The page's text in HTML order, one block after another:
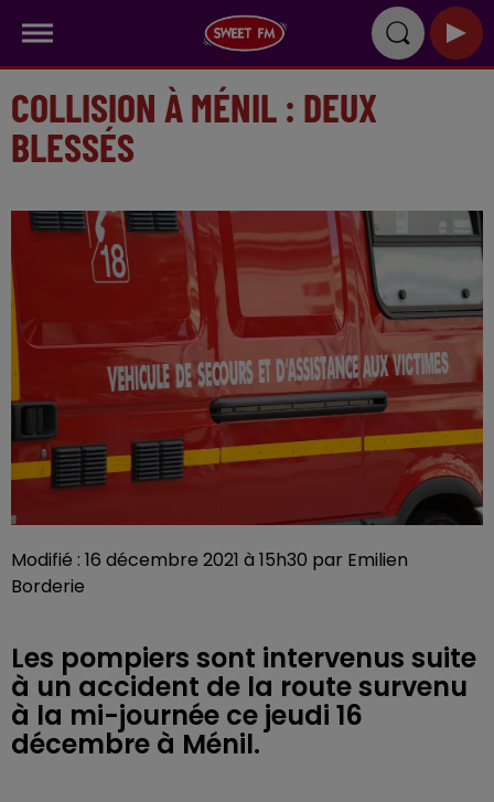
COLLISION À MÉNIL : DEUX
BLESSÉS
Modifié : 16 décembre 2021 à 15h30 par Emilien
Borderie
Les pompiers sont intervenus suite
à un accident de la route survenu
à la mi-journée ce jeudi 16
décembre à Ménil.